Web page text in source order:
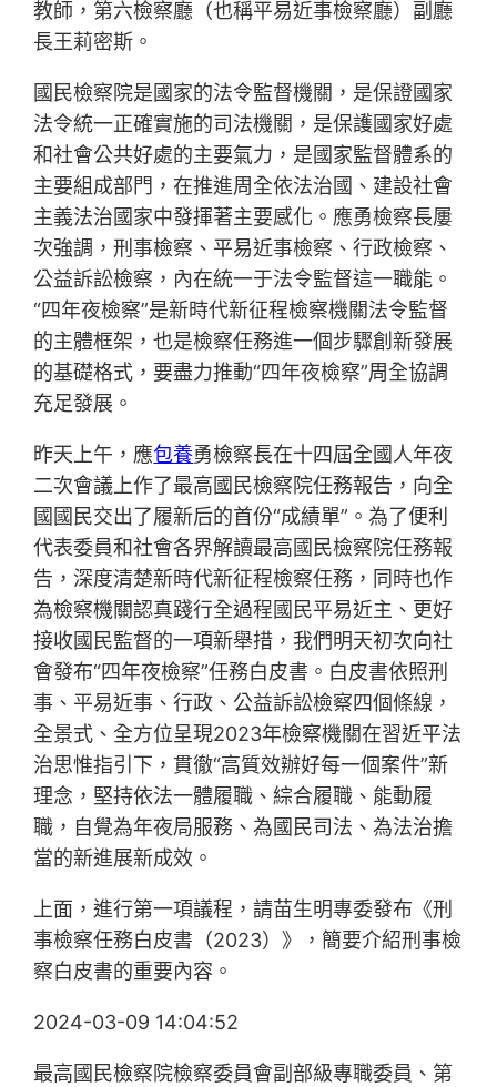
教師，第六檢察廳（也稱平易近事檢察廳）副廳
長王莉密斯。
國民檢察院是國家的法令監督機關，是保證國家
法令統一正確實施的司法機關，是保護國家好處
和社會公共好處的主要氣力，是國家監督體系的
主要組成部門，在推進周全依法治國、建設社會
主義法治國家中發揮著主要感化。應勇檢察長屢
次強調，刑事檢察、平易近事檢察、行政檢察、
公益訴訟檢察，內在統一于法令監督這一職能。
“四年夜檢察”是新時代新征程檢察機關法令監督
的主體框架，也是檢察任務進一個步驟創新發展
的基礎格式，要盡力推動“四年夜檢察”周全協調
充足發展。
昨天上午，應包養勇檢察長在十四屆全國人年夜
二次會議上作了最高國民檢察院任務報告，向全
國國民交出了履新后的首份“成績單”。為了便利
代表委員和社會各界解讀最高國民檢察院任務報
告，深度清楚新時代新征程檢察任務，同時也作
為檢察機關認真踐行全過程國民平易近主、更好
接收國民監督的一項新舉措，我們明天初次向社
會發布“四年夜檢察”任務白皮書。白皮書依照刑
事、平易近事、行政、公益訴訟檢察四個條線，
全景式、全方位呈現2023年檢察機關在習近平法
治思惟指引下，貫徹“高質效辦好每一個案件”新
理念，堅持依法一體履職、綜合履職、能動履
職，自覺為年夜局服務、為國民司法、為法治擔
當的新進展新成效。
上面，進行第一項議程，請苗生明專委發布《刑
事檢察任務白皮書（2023）》，簡要介紹刑事檢
察白皮書的重要內容。
2024-03-09 14:04:52
最高國民檢察院檢察委員會副部級專職委員、第